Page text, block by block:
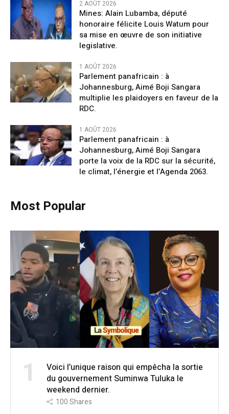
2 AOÛT 2026
Mines: Alain Lubamba, député
honoraire félicite Louis Watum pour
sa mise en œuvre de son initiative
legislative.
1 AOÛT 2026
Parlement panafricain : à
Johannesburg, Aimé Boji Sangara
multiplie les plaidoyers en faveur de la
RDC.
1 AOÛT 2026
Parlement panafricain : à
Johannesburg, Aimé Boji Sangara
porte la voix de la RDC sur la sécurité,
le climat, l’énergie et l’Agenda 2063.
Most Popular
1
Voici l’unique raison qui empêcha la sortie
du gouvernement Suminwa Tuluka le
weekend dernier.
100Shares